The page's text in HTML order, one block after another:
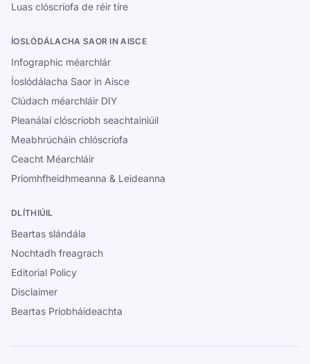
Luas clóscríofa de réir tíre
ÍOSLÓDÁLACHA SAOR IN AISCE
Infographic méarchlár
Íoslódálacha Saor in Aisce
Clúdach méarchláir DIY
Pleanálaí clóscríobh seachtainiúil
Meabhrúcháin chlóscríofa
Ceacht Méarchláir
Príomhfheidhmeanna & Leideanna
DLÍTHIÚIL
Beartas slándála
Nochtadh freagrach
Editorial Policy
Disclaimer
Beartas Príobháideachta